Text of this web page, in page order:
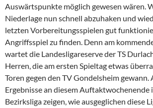
Auswärtspunkte möglich gewesen wären.
Niederlage nun schnell abzuhaken und
letzten Vorbereitungsspielen gut
Angriffsspiel zu finden. Denn am
wartet die Landesligareserve der TS
Herren, die am ersten Spieltag etwas
Toren gegen den TV Gondelsheim gewann.
Ergebnisse an diesem Auftaktwochenende
Bezirksliga zeigen, wie ausgeglichen diese